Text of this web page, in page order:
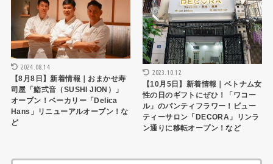
2024.08.14
【8月8日】新着情報｜おまかせ寿
司屋「鮨弍音（SUSHI JION）」
オープン！ベーカリー「Delica
Hans」リニューアルオープン！な
ど
2023.10.12
【10月5日】新着情報｜ベトナム女
性の日のギフトにぜひ！「ワコー
ル」のパンティフラワー！ビュー
ティーサロン「DECORA」リンラ
ン通りに移転オープン！など